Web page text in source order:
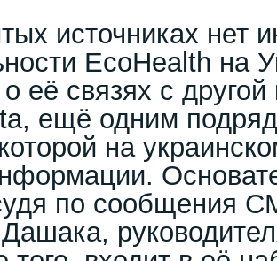
источниках нет
EcoHealth на
её связях с
ещё одним
на
по сообщения